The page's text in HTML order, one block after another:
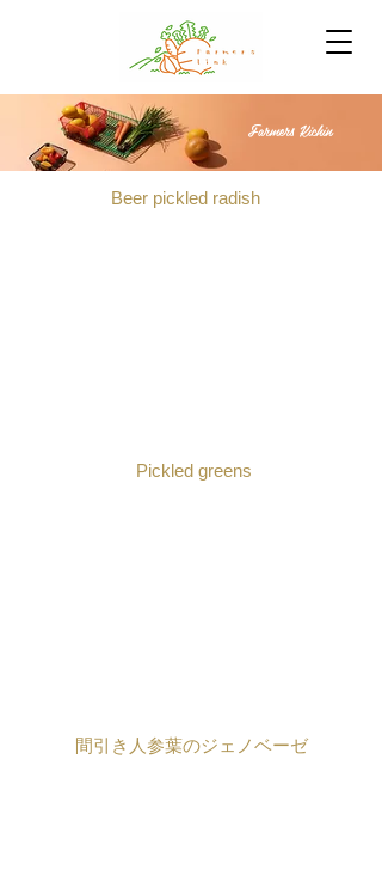
Farmers Kichin
​Beer pickled radish
​ Pickled greens
​間引き人参葉のジェノベーゼ